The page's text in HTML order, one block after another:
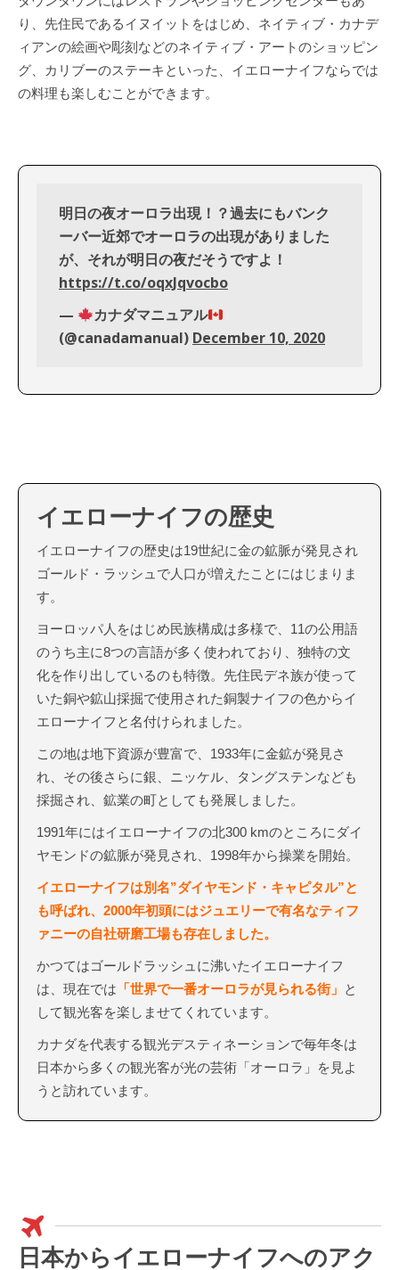
り、先住民であるイヌイットをはじめ、ネイティブ・カナデ
ィアンの絵画や彫刻などのネイティブ・アートのショッピン
グ、カリブーのステーキといった、イエローナイフならでは
の料理も楽しむことができます。
明日の夜オーロラ出現！？過去にもバンク
ーバー近郊でオーロラの出現がありました
が、それが明日の夜だそうですよ！
https://t.co/oqxJqvocbo
—
カナダマニュアル
(@canadamanual) December 10, 2020
イエローナイフの歴史
イエローナイフの歴史は19世紀に金の鉱脈が発見され
ゴールド・ラッシュで人口が増えたことにはじまりま
す。
ヨーロッパ人をはじめ民族構成は多様で、11の公用語
のうち主に8つの言語が多く使われており、独特の文
化を作り出しているのも特徴。先住民デネ族が使って
いた銅や鉱山採掘で使用された銅製ナイフの色からイ
エローナイフと名付けられました。
この地は地下資源が豊富で、1933年に金鉱が発見さ
れ、その後さらに銀、ニッケル、タングステンなども
採掘され、鉱業の町としても発展しました。
1991年にはイエローナイフの北300 kmのところにダイ
ヤモンドの鉱脈が発見され、1998年から操業を開始。
イエローナイフは別名”ダイヤモンド・キャピタル”と
も呼ばれ、2000年初頭にはジュエリーで有名なティフ
ァニーの自社研磨工場も存在しました。
かつてはゴールドラッシュに沸いたイエローナイフ
は、現在では 「世界で一番オーロラが見られる街」 と
して観光客を楽しませてくれています。
カナダを代表する観光デスティネーションで毎年冬は
日本から多くの観光客が光の芸術「オーロラ」を見よ
うと訪れています。
日本からイエローナイフへのアク